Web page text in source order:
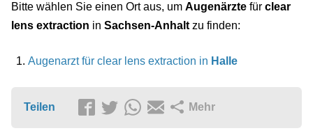
Bitte wählen Sie einen Ort aus, um Augenärzte für clear
lens extraction in Sachsen-Anhalt zu finden:
Augenarzt für clear lens extraction in Halle
Teilen Mehr